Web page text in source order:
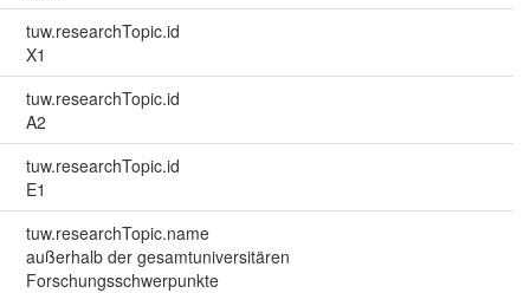
tuw.researchTopic.id
X1
tuw.researchTopic.id
A2
tuw.researchTopic.id
E1
tuw.researchTopic.name
außerhalb der gesamtuniversitären
Forschungsschwerpunkte